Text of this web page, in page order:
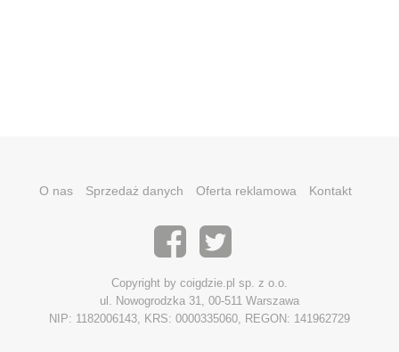
O nas Sprzedaż danych Oferta reklamowa Kontakt
Copyright by coigdzie.pl sp. z o.o.
ul. Nowogrodzka 31, 00-511 Warszawa
NIP: 1182006143, KRS: 0000335060, REGON: 141962729